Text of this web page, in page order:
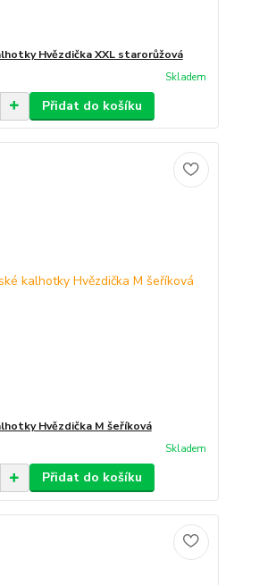
Hvězdička XXL starorůžová
Skladem
Přidat do košíku
Hvězdička M šeříková
Skladem
Přidat do košíku